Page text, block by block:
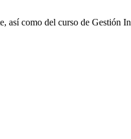
así como del curso de Gestión